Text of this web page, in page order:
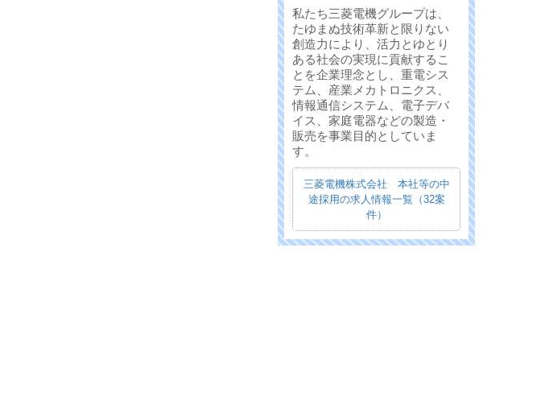
私たち三菱電機グループは、
たゆまぬ技術革新と限りない
創造力により、活力とゆとり
ある社会の実現に貢献するこ
とを企業理念とし、重電シス
テム、産業メカトロニクス、
情報通信システム、電子デバ
イス、家庭電器などの製造・
販売を事業目的としていま
す。
三菱電機株式会社 本社等の中
途採用の求人情報一覧（32案
件）